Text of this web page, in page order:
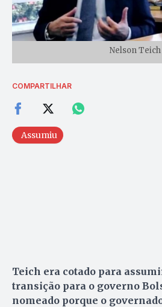
Nelson Teich
COMPARTILHAR
Assumiu
Teich era cotado para
transição para o governo
nomeado porque o